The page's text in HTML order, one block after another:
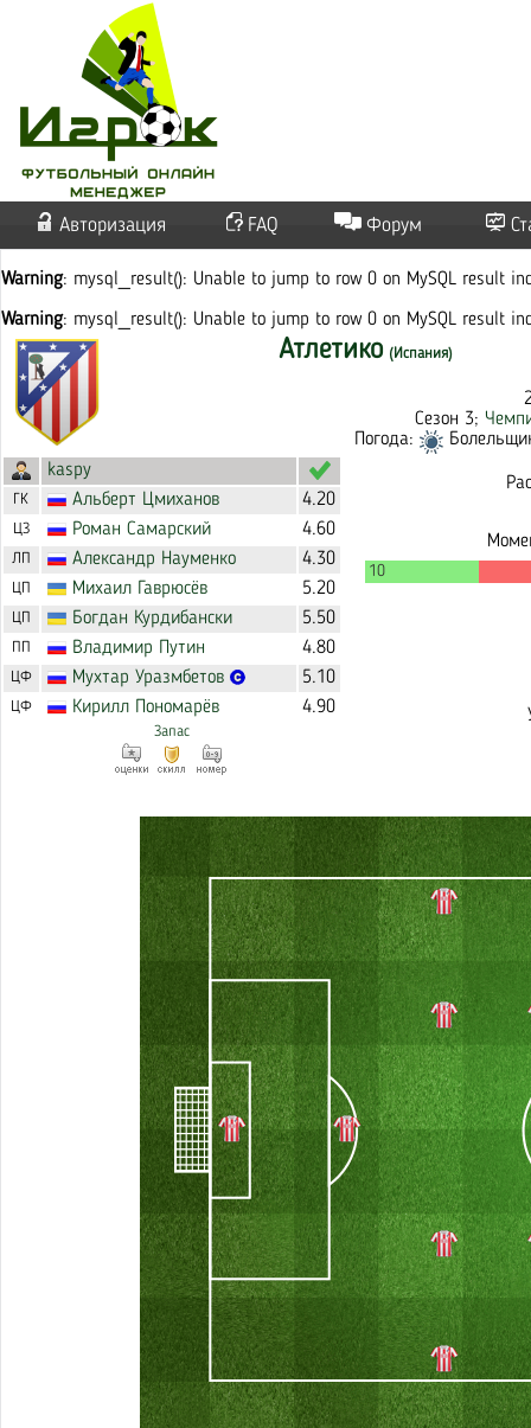
Авторизация FAQ Форум
Warning: mysql_result(): Unable to jump to row 0 on MySQL result
Warning: mysql_result(): Unable to jump to row 0 on MySQL result
Атлетико (Испания)
Сезон 3;
Погода:
kaspy
ГК Альберт Цмиханов 4.20
ЦЗ Роман Самарский 4.60
ЛП Александр Науменко 4.30
ЦП Михаил Гаврюсёв 5.20
ЦП Богдан Курдибански 5.50
ПП Владимир Путин 4.80
ЦФ Мухтар Уразмбетов 5.10
ЦФ Кирилл Пономарёв 4.90
Запас
10